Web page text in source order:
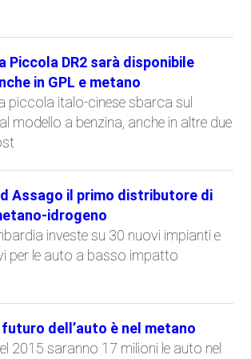
Piccola DR2 sarà disponibile
in GPL e metano
piccola italo-cinese sbarca sul
modello a benzina, anche in altre due
Assago il primo distributore di
idrogeno
investe su 30 nuovi impianti e
per le auto a basso impatto
dell’auto è nel metano
2015 saranno 17 milioni le auto nel